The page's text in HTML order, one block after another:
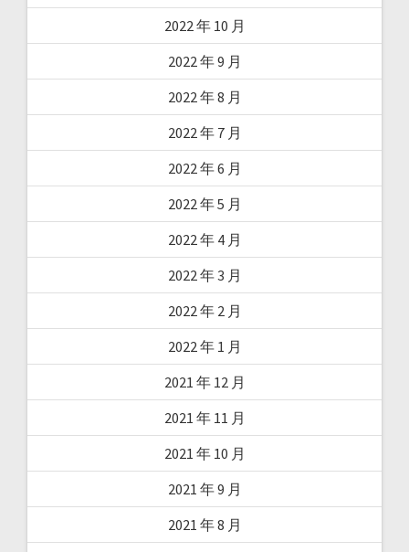
2022 年 10 月
2022 年 9 月
2022 年 8 月
2022 年 7 月
2022 年 6 月
2022 年 5 月
2022 年 4 月
2022 年 3 月
2022 年 2 月
2022 年 1 月
2021 年 12 月
2021 年 11 月
2021 年 10 月
2021 年 9 月
2021 年 8 月